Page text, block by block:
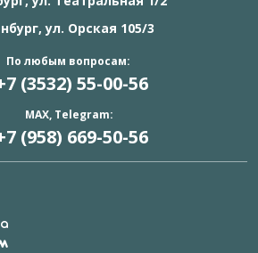
ул. Орская 105/3
По любым вопросам:
(3532) 55-00-56
MAX, Telegram:
(958) 669-50-56